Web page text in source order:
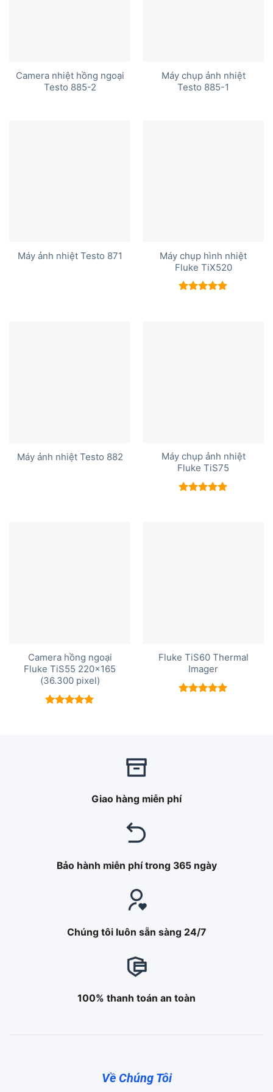
Camera nhiệt hồng ngoại
Testo 885-2
Máy chụp ảnh nhiệt
Testo 885-1
Máy ảnh nhiệt Testo 871
Máy chụp hình nhiệt
Fluke TiX520
Máy ảnh nhiệt Testo 882
Máy chụp ảnh nhiệt
Fluke TiS75
Camera hồng ngoại
Fluke TiS55 220×165
(36.300 pixel)
Fluke TiS60 Thermal
Imager
Giao hàng miễn phí
Bảo hành miễn phí trong 365 ngày
Chúng tôi luôn sẵn sàng 24/7
100% thanh toán an toàn
Về Chúng Tôi